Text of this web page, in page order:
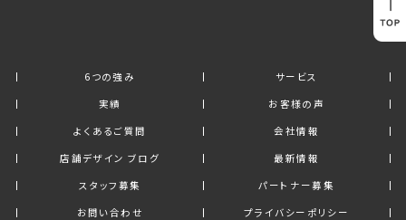
6つの強み
サービス
実績
お客様の声
よくあるご質問
会社情報
店舗デザイン ブログ
最新情報
スタッフ募集
パートナー募集
お問い合わせ
プライバシーポリシー